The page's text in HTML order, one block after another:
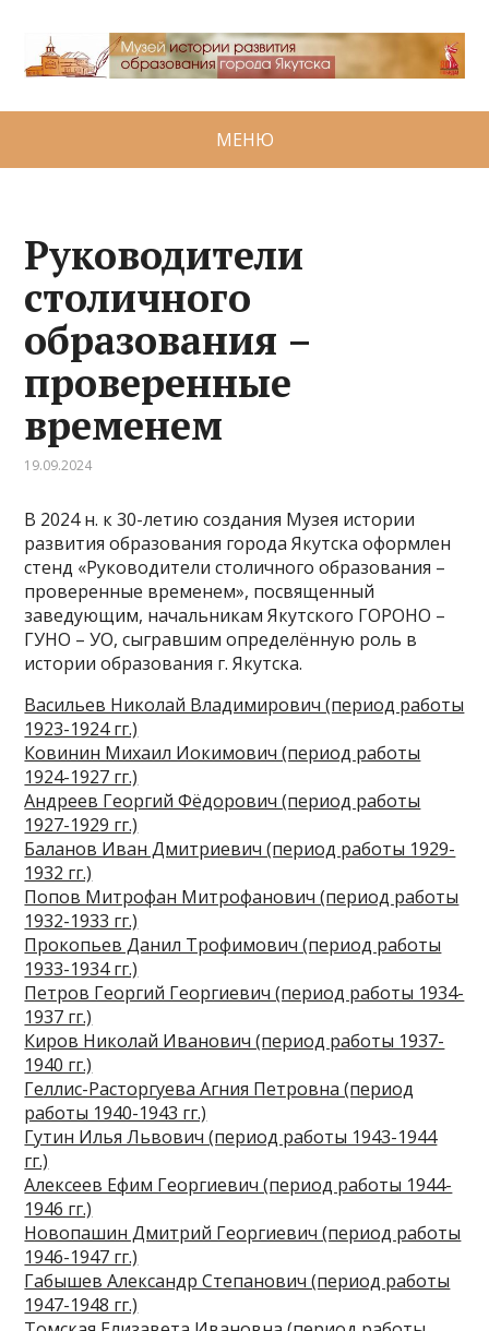
МЕНЮ
Руководители
столичного
образования –
проверенные
временем
19.09.2024
В 2024 н. к 30-летию создания Музея истории
развития образования города Якутска оформлен
стенд «Руководители столичного образования –
проверенные временем», посвященный
заведующим, начальникам Якутского ГОРОНО –
ГУНО – УО, сыгравшим определённую роль в
истории образования г. Якутска.
Васильев Николай Владимирович (период работы
1923-1924 гг.)
Ковинин Михаил Иокимович (период работы
1924-1927 гг.)
Андреев Георгий Фёдорович (период работы
1927-1929 гг.)
Баланов Иван Дмитриевич (период работы 1929-
1932 гг.)
Попов Митрофан Митрофанович (период работы
1932-1933 гг.)
Прокопьев Данил Трофимович (период работы
1933-1934 гг.)
Петров Георгий Георгиевич (период работы 1934-
1937 гг.)
Киров Николай Иванович (период работы 1937-
1940 гг.)
Геллис-Расторгуева Агния Петровна (период
работы 1940-1943 гг.)
Гутин Илья Львович (период работы 1943-1944
гг.)
Алексеев Ефим Георгиевич (период работы 1944-
1946 гг.)
Новопашин Дмитрий Георгиевич (период работы
1946-1947 гг.)
Габышев Александр Степанович (период работы
1947-1948 гг.)